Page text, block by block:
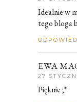
Idealnie w
tego bloga
EWA
27
Pięknie ;*